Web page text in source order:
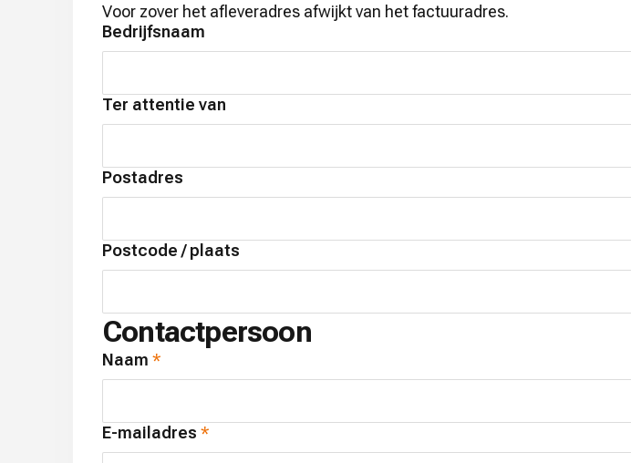
Voor zover het afleveradres afwijkt van het factuuradres.
Bedrijfsnaam
Ter attentie van
Postadres
Postcode / plaats
Contactpersoon
Naam
E-mailadres